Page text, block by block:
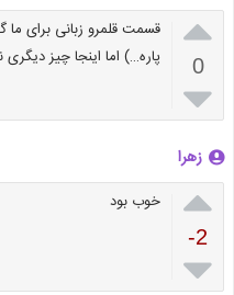

0

قسمت قلمرو زبانی برای
پاره…) اما اینجا چیز دیگری
زهرا

-2

خوب بود